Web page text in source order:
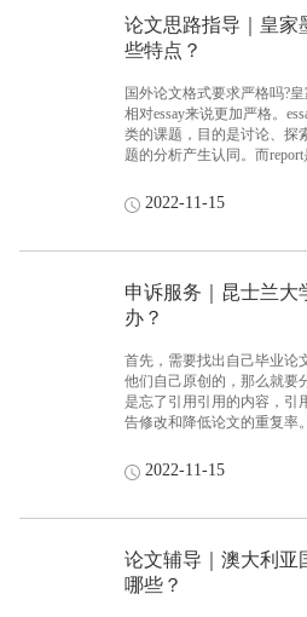
梳理的重要阶段。你有了这
种信手拈来的感觉。许多文
润色了。当然前提是你梳理
论文思路指导｜皇家
些特点？
国外论文格式要求严格吗?
相对essay来说更加严格。
类的课题，目的是讨论、探
题的分析产生认同。而
信息，以便读者可以快速浏
2022-11-15
申诉服务｜昆士兰大
办？
首先，需要找出自己毕业论
他们自己原创的，那么就要
是忘了引用引用的内容，引
告修改和降低论文的重复率
清楚自己论文的查重问题。
要修改论文的重复率。高重
检测。由于查重过程要经过
作效率，保证查重结果的
体需求。
2022-11-15
论文辅导｜澳大利亚
哪些？